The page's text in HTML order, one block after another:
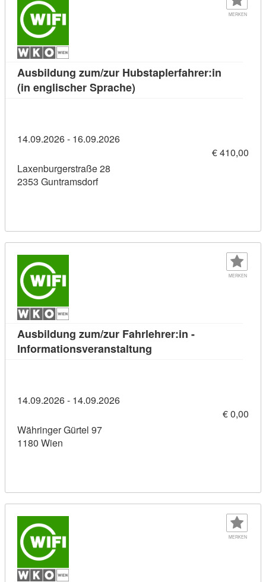
MERKEN
Ausbildung zum/zur Hubstaplerfahrer:in
(in englischer Sprache)
14.09.2026 - 16.09.2026
€ 410,00
Laxenburgerstraße 28
2353 Guntramsdorf
MERKEN
Ausbildung zum/zur Fahrlehrer:in -
Informationsveranstaltung
14.09.2026 - 14.09.2026
€ 0,00
Währinger Gürtel 97
1180 Wien
MERKEN